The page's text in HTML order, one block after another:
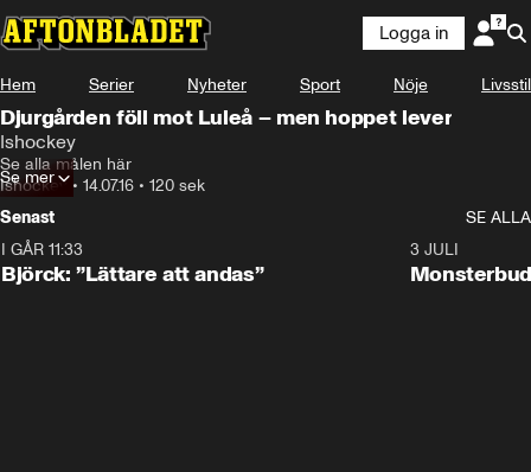
Logga in
Hem Serier Nyheter Sport Nöje Livsstil
Djurgården föll mot Luleå – men hoppet lever
Ishockey
Se alla målen här
Ishockey• 14.07.16 • 120 sek
Se mer
Senast
SE ALLA
I GÅR 11:33
Björck: ”Lättare att andas”
3 JULI